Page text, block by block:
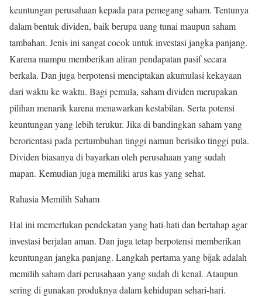
keuntungan perusahaan kepada para pemegang saham. Tentunya
dalam bentuk dividen, baik berupa uang tunai maupun saham
tambahan. Jenis ini sangat cocok untuk investasi jangka panjang.
Karena mampu memberikan aliran pendapatan pasif secara
berkala. Dan juga berpotensi menciptakan akumulasi kekayaan
dari waktu ke waktu. Bagi pemula, saham dividen merupakan
pilihan menarik karena menawarkan kestabilan. Serta potensi
keuntungan yang lebih terukur. Jika di bandingkan saham yang
berorientasi pada pertumbuhan tinggi namun berisiko tinggi pula.
Dividen biasanya di bayarkan oleh perusahaan yang sudah
mapan. Kemudian juga memiliki arus kas yang sehat.
Rahasia Memilih Saham
Hal ini memerlukan pendekatan yang hati-hati dan bertahap agar
investasi berjalan aman. Dan juga tetap berpotensi memberikan
keuntungan jangka panjang. Langkah pertama yang bijak adalah
memilih saham dari perusahaan yang sudah di kenal. Ataupun
sering di gunakan produknya dalam kehidupan sehari-hari.